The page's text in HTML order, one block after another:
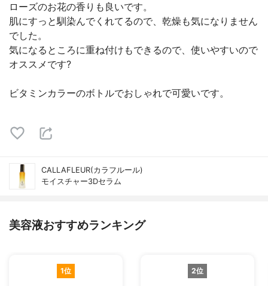
ローズのお花の香りも良いです。
肌にすっと馴染んでくれてるので、乾燥も気になりません
でした。
気になるところに重ね付けもできるので、使いやすいので
オススメです?
ビタミンカラーのボトルでおしゃれで可愛いです。
CALLAFLEUR(カラフルール)
モイスチャー3Dセラム
美容液おすすめランキング
1位 2位